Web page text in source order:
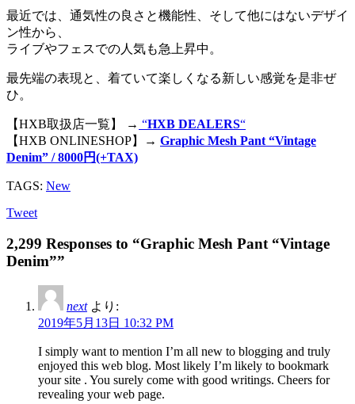
最近では、通気性の良さと機能性、そして他にはないデザイ
ン性から、
ライブやフェスでの人気も急上昇中。
最先端の表現と、着ていて楽しくなる新しい感覚を是非ぜ
ひ。
【HXB取扱店一覧】 → “HXB DEALERS“
【HXB ONLINESHOP】→ Graphic Mesh Pant “Vintage
Denim” / 8000円(+TAX)
TAGS: New
Tweet
2,299 Responses to “Graphic Mesh Pant “Vintage
Denim””
next より:
2019年5月13日 10:32 PM
I simply want to mention I’m all new to blogging and truly
enjoyed this web blog. Most likely I’m likely to bookmark
your site . You surely come with good writings. Cheers for
revealing your web page.